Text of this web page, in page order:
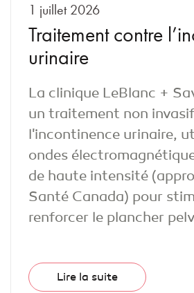
1 juillet 2026
Traitement contre
urinaire
La clinique LeBlanc +
un traitement non
l'incontinence urinaire,
ondes
de haute intensité
Santé Canada) pour
renforcer le plancher
Lire la suite